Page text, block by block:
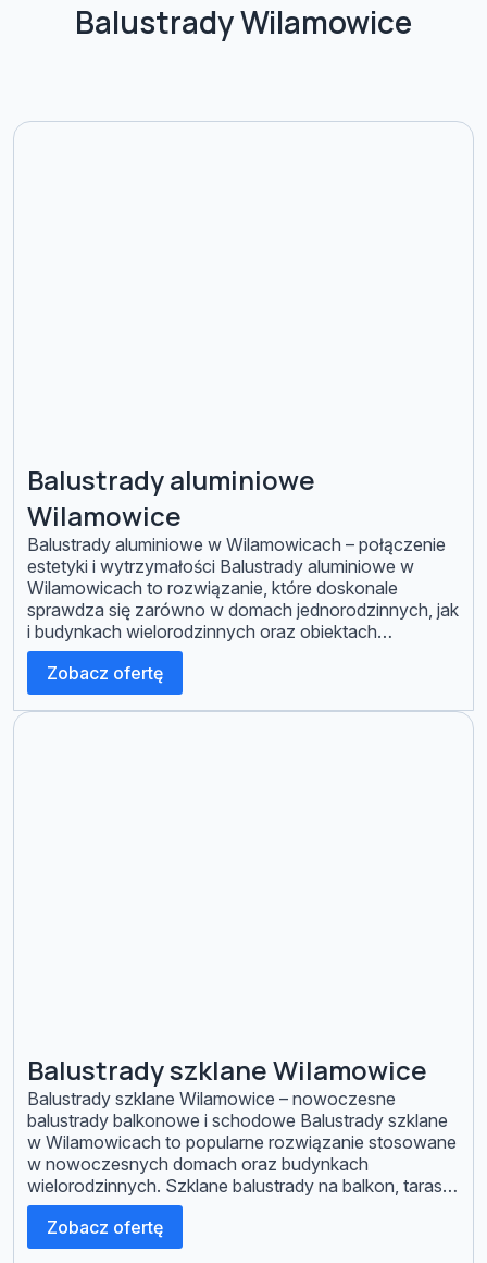
Balustrady Wilamowice
Balustrady aluminiowe
Wilamowice
Balustrady aluminiowe w Wilamowicach – połączenie
estetyki i wytrzymałości Balustrady aluminiowe w
Wilamowicach to rozwiązanie, które doskonale
sprawdza się zarówno w domach jednorodzinnych, jak
i budynkach wielorodzinnych oraz obiektach
komercyjnych. Aluminium wyróżnia się wysoką
odpornością na korozję, niewielką wagą oraz długą
żywotnością, dzięki czemu balustrady nie wymagają
skomplikowanej konserwacji i przez lata zachowują
Zobacz ofertę
Balustrady szklane Wilamowice
Balustrady szklane Wilamowice – nowoczesne
balustrady balkonowe i schodowe Balustrady szklane
w Wilamowicach to popularne rozwiązanie stosowane
w nowoczesnych domach oraz budynkach
wielorodzinnych. Szklane balustrady na balkon, taras i
schody wyróżniają się eleganckim wyglądem,
trwałością oraz wysokim poziomem bezpieczeństwa.
Dzięki zastosowaniu szkła hartowanego lub
Zobacz ofertę